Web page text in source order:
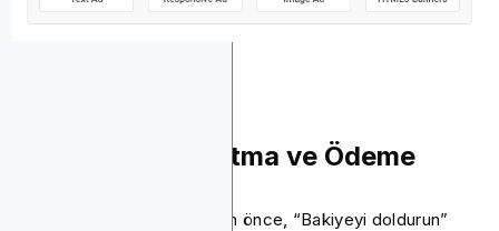
Kampanya Başlatma ve Ödeme
Kampanyanız yayınlanmadan önce, “Bakiyeyi doldurun”